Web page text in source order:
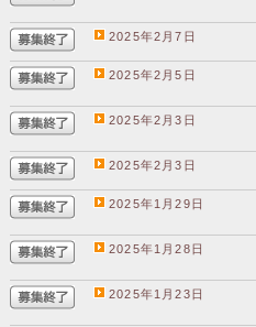
2025年2月7日
2025年2月5日
2025年2月3日
2025年2月3日
2025年1月29日
2025年1月28日
2025年1月23日